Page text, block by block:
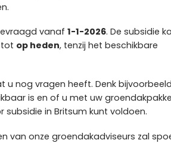
vanaf 1-1-2026. De subsidie
op heden, tenzij het beschikbare
u nog vragen heeft. Denk bijvoorbeeld
is en of u met uw
in Britsum kunt voldoen.
van onze groendakadviseurs zal